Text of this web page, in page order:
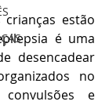
estão
é uma
desencadear
no
e